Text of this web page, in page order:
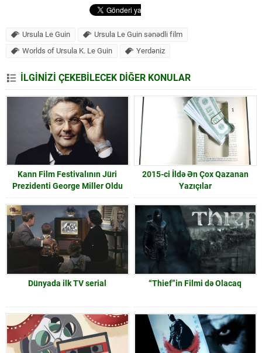
Ursula Le Guin
Ursula Le Guin sənədli film
Worlds of Ursula K. Le Guin
Yerdəniz
İLGİNİZİ ÇEKEBİLECEK DİĞER KONULAR
Kann Film Festivalının Jüri
Prezidenti George Miller Oldu
2015-ci İldə Ən Çox Qazanan
Yazıçılar
Dünyada ilk TV serial “Thief”in Filmi də Olacaq